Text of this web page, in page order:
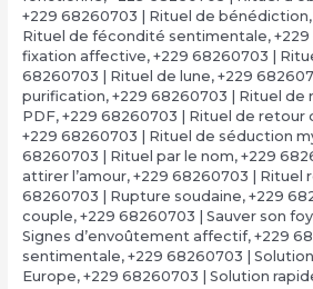
+229 68260703 | Rituel de bénédiction,
Rituel de fécondité sentimentale,
fixation affective, +229 68260703 |
68260703 | Rituel de lune, +229
purification, +229 68260703 | Rituel
PDF, +229 68260703 | Rituel de retour
+229 68260703 | Rituel de séduction
68260703 | Rituel par le nom, +229
attirer l’amour, +229 68260703 | Rituel
68260703 | Rupture soudaine, +229
couple, +229 68260703 | Sauver son
Signes d’envoûtement affectif, +229
sentimentale, +229 68260703 |
Europe, +229 68260703 | Solution